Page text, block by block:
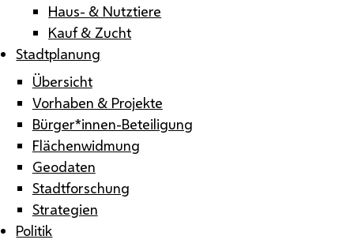
Haus- & Nutztiere
Kauf & Zucht
Stadtplanung
Übersicht
Vorhaben & Projekte
Bürger*innen-Beteiligung
Flächenwidmung
Geodaten
Stadtforschung
Strategien
Politik